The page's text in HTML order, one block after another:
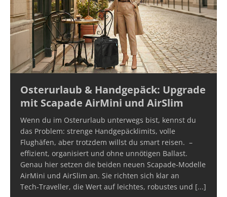
Osterurlaub & Handgepäck: Upgrade
mit Scapade AirMini und AirSlim
Wenn du im Osterurlaub unterwegs bist, kennst du
das Problem: strenge Handgepäcklimits, volle
Flughäfen, aber trotzdem willst du smart reisen. –
effizient, organisiert und ohne unnötigen Ballast.
Genau hier setzen die beiden neuen Scapade‑Modelle
AirMini und AirSlim an. Sie richten sich klar an
Tech‑Traveller, die Wert auf leichtes, robustes und [...]